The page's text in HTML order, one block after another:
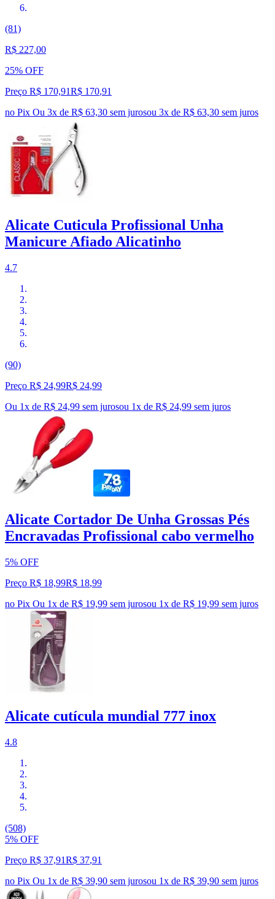
(81)
R$ 227,00
25% OFF
Preço R$ 170,91R$ 170,91
no Pix Ou 3x de R$ 63,30 sem jurosou 3x de R$ 63,30 sem juros
Alicate Cuticula Profissional Unha
Manicure Afiado Alicatinho
4.7
(90)
Preço R$ 24,99R$ 24,99
Ou 1x de R$ 24,99 sem jurosou 1x de R$ 24,99 sem juros
Alicate Cortador De Unha Grossas Pés
Encravadas Profissional cabo vermelho
5% OFF
Preço R$ 18,99R$ 18,99
no Pix Ou 1x de R$ 19,99 sem jurosou 1x de R$ 19,99 sem juros
Alicate cutícula mundial 777 inox
4.8
(508)
5% OFF
Preço R$ 37,91R$ 37,91
no Pix Ou 1x de R$ 39,90 sem jurosou 1x de R$ 39,90 sem juros